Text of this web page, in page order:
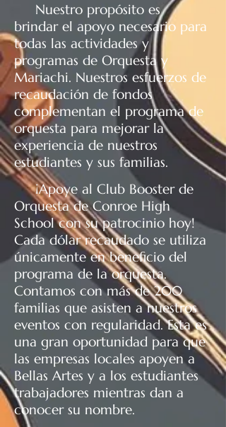
Nuestro propósito es
brindar el apoyo necesario para
todas las actividades y
programas de Orquesta y
Mariachi. Nuestros esfuerzos de
recaudación de fondos
complementan el programa de
orquesta para mejorar la
experiencia de nuestros
estudiantes y sus familias.
¡Apoye al Club Booster de
Orquesta de Conroe High
School con su patrocinio hoy!
Cada dólar recaudado se utiliza
únicamente en beneficio del
programa de la orquesta.
Contamos con más de 200
familias que asisten a nuestros
eventos con regularidad. Esta es
una gran oportunidad para que
las empresas locales apoyen a
Bellas Artes y a los estudiantes
trabajadores mientras dan a
conocer su nombre.